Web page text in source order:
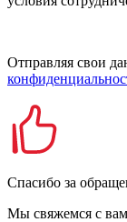
Отправляя свои
Спасибо за
Мы свяжемся с